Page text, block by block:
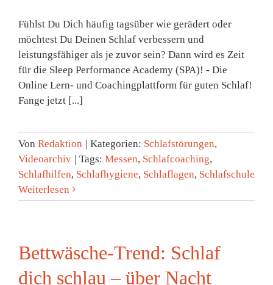
Fühlst Du Dich häufig tagsüber wie gerädert oder
möchtest Du Deinen Schlaf verbessern und
leistungsfähiger als je zuvor sein? Dann wird es Zeit
für die Sleep Performance Academy (SPA)! - Die
Online Lern- und Coachingplattform für guten Schlaf!
Fange jetzt [...]
Von Redaktion | Kategorien: Schlafstörungen,
Videoarchiv | Tags: Messen, Schlafcoaching,
Schlafhilfen, Schlafhygiene, Schlaflagen, Schlafschule
Weiterlesen
Bettwäsche-Trend: Schlaf
dich schlau – über Nacht